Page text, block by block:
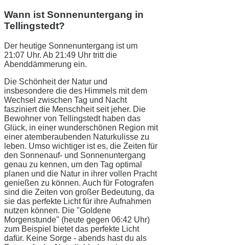
Wann ist Sonnenuntergang in
Tellingstedt?
Der heutige Sonnenuntergang ist um
21:07 Uhr. Ab 21:49 Uhr tritt die
Abenddämmerung ein.
Die Schönheit der Natur und
insbesondere die des Himmels mit dem
Wechsel zwischen Tag und Nacht
fasziniert die Menschheit seit jeher. Die
Bewohner von Tellingstedt haben das
Glück, in einer wunderschönen Region mit
einer atemberaubenden Naturkulisse zu
leben. Umso wichtiger ist es, die Zeiten für
den Sonnenauf- und Sonnenuntergang
genau zu kennen, um den Tag optimal
planen und die Natur in ihrer vollen Pracht
genießen zu können. Auch für Fotografen
sind die Zeiten von großer Bedeutung, da
sie das perfekte Licht für ihre Aufnahmen
nutzen können. Die "Goldene
Morgenstunde" (heute gegen 06:42 Uhr)
zum Beispiel bietet das perfekte Licht
dafür. Keine Sorge - abends hast du als